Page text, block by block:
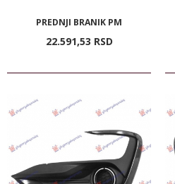
PREDNJI BRANIK PM
22.591,53 RSD